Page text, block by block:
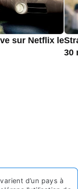
sur Netflix le
30
d’un pays à